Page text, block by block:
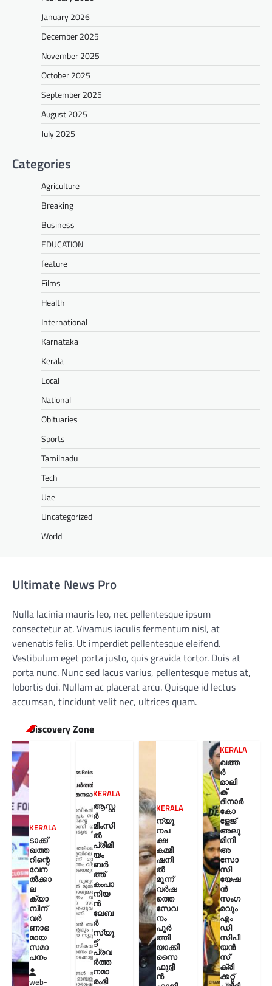
January 2026
December 2025
November 2025
October 2025
September 2025
August 2025
July 2025
Categories
Agriculture
Breaking
Business
EDUCATION
feature
Films
Health
International
Karnataka
Kerala
Local
National
Obituaries
Sports
Tamilnadu
Tech
Uae
Uncategorized
World
Ultimate News Pro
Nulla lacinia mauris leo, nec pellentesque ipsum
consectetur at. Vivamus iaculis fermentum nisl, at
venenatis felis. Ut imperdiet pellentesque eleifend.
Vestibulum eget porta justo, quis gravida tortor. Duis at
porta nunc. Nunc sed lacus varius, pellentesque metus at,
lobortis dui. Nullam ac placerat arcu. Quisque id lectus
accumsan, tincidunt velit nec, ultrices quam.
Discovery Zone
KERALA
ടാക്ക്
ഖത്ത
റിന്റെ
വേന
ൽക്കാ
ല
ക്യാ
മ്പിന്
വർ
ണാഭ
മായ
സമാ
പനം
web-
KERALA
ആസ്റ്റ
ർ
മിംസി
ൽ
പ്രീമി
യം
ബർ
ത്ത്
കംപാ
നിയ
ൻ
ലേബ
ർ
സ്യൂ
ട്ട്
പ്രവ
ർത്ത
നമാ
രംഭി
KERALA
ന്യൂ
നപ
ക്ഷ
കമ്മീ
ഷനി
ൽ
മൂന്ന്
വർഷ
ത്തെ
സേവ
നം
പൂർ
ത്തി
യാക്കി
സൈ
ഫുദ്ദീ
ൻ
KERALA
ഖത്ത
ർ
മാലി
ക്
ദീനാർ
കോ
ളേജ്
അലൂ
മിനി
അ
സോ
സി
യേഷ
ൻ
സംഗ
മവും
എം
ഡി
സിപി
യൻ
സ്
ക്രി
ക്കറ്റ്